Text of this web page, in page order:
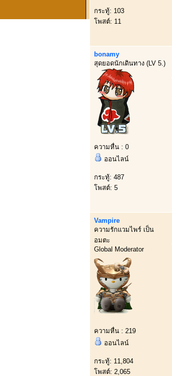
กระทู้: 103
โพสต์: 11
bonamy
สุดยอดนักเดินทาง (LV 5.)
ความหื่น : 0
ออนไลน์
กระทู้: 487
โพสต์: 5
Vampire
ความรักแวมไพร์ เป็น
อมตะ
Global Moderator
ความหื่น : 219
ออนไลน์
กระทู้: 11,804
โพสต์: 2,065